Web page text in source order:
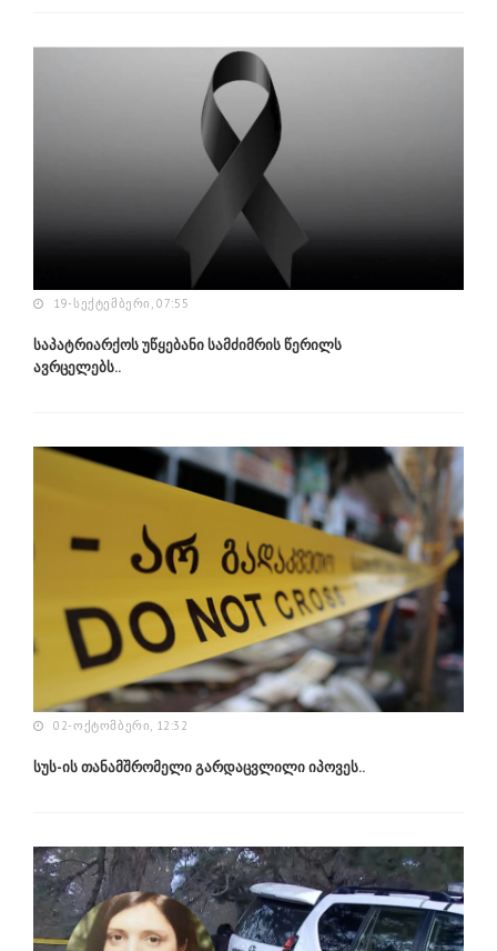
19-ᲡᲔᲥᲢᲔᲛᲑᲔᲠᲘ, 07:55
საპატრიარქოს უწყებანი სამძიმრის წერილს
ავრცელებს..
02-ᲝᲥᲢᲝᲛᲑᲔᲠᲘ, 12:32
სუს-ის თანამშრომელი გარდაცვლილი იპოვეს..